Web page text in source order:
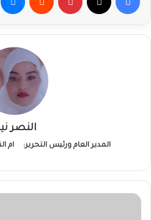
النصر
المدير العام ورئيس التحرير: ام
بابا